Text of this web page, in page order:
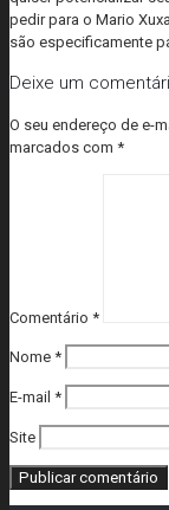
pedir para o Mario
são especificamente
Deixe um
O seu endereço de e-
marcados com *
Comentário *
Nome *
E-mail *
Site